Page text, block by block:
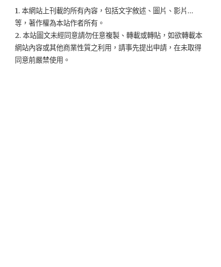
1. 本網站上刊載的所有內容，包括文字敘述、圖片、影片...
等，著作權為本站作者所有。
2. 本站圖文未經同意請勿任意複製、轉載或轉貼，如欲轉載本
網站內容或其他商業性質之利用，請事先提出申請，在未取得
同意前嚴禁使用。